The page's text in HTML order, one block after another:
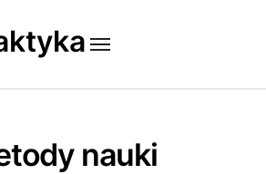
nauki